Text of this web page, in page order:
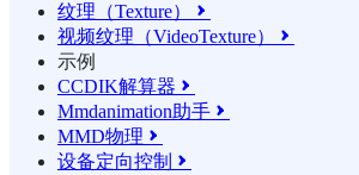
纹理（Texture） 
视频纹理（VideoTexture） 
示例
CCDIK解算器 
Mmdanimation助手 
MMD物理 
设备定向控制 